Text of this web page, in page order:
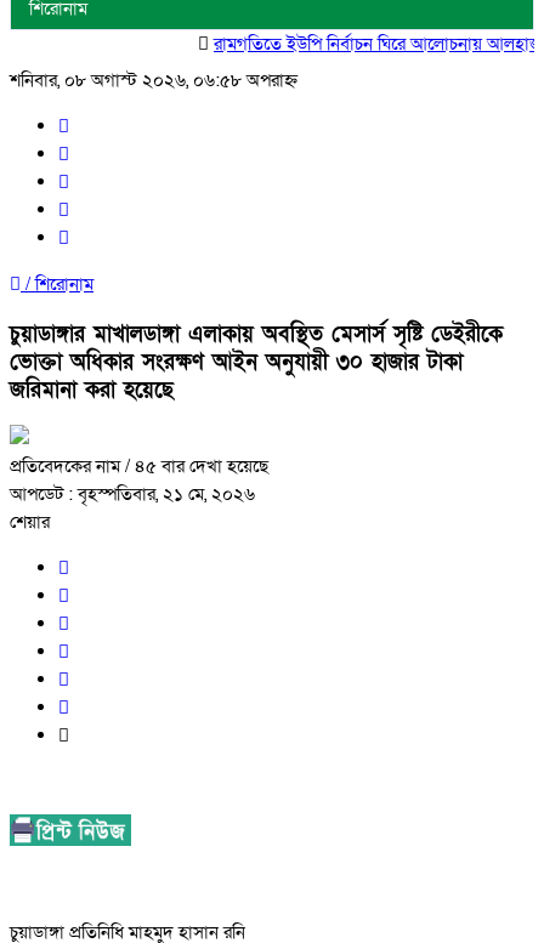
শিরোনাম
রামগতিতে ইউপি নির্বাচন ঘিরে আলোচনায় আলহাজ্ব সিরাজ উদ্দিন
শনিবার, ০৮ অগাস্ট ২০২৬, ০৬:৫৮ অপরাহ্ন
/শিরোনাম
চুয়াডাঙ্গার মাখালডাঙ্গা এলাকায় অবস্থিত মেসার্স সৃষ্টি ডেইরীকে
ভোক্তা অধিকার সংরক্ষণ আইন অনুযায়ী ৩০ হাজার টাকা
জরিমানা করা হয়েছে
প্রতিবেদকের নাম/ ৪৫ বার দেখা হয়েছে
আপডেট : বৃহস্পতিবার, ২১ মে, ২০২৬
শেয়ার
চুয়াডাঙ্গা প্রতিনিধি মাহমুদ হাসান রনি